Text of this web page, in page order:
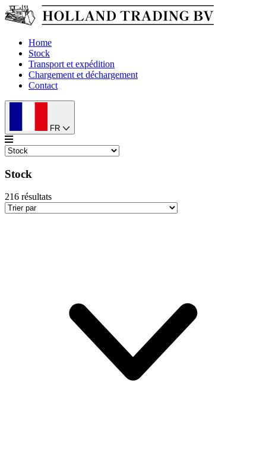
Home
Stock
Transport et expédition
Chargement et déchargement
Contact
FR
Stock
216 résultats